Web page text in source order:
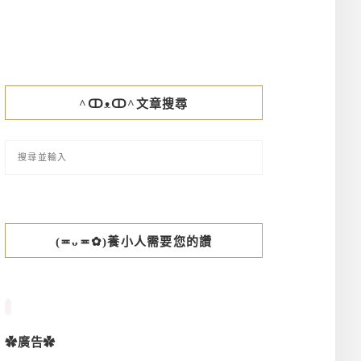
^ↀᴥↀ^文章搜尋
(≖ᴗ≖✿)養小人需要您的讚
✿廣告✿